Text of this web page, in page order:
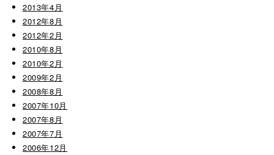
2013年4月
2012年8月
2012年2月
2010年8月
2010年2月
2009年2月
2008年8月
2007年10月
2007年8月
2007年7月
2006年12月